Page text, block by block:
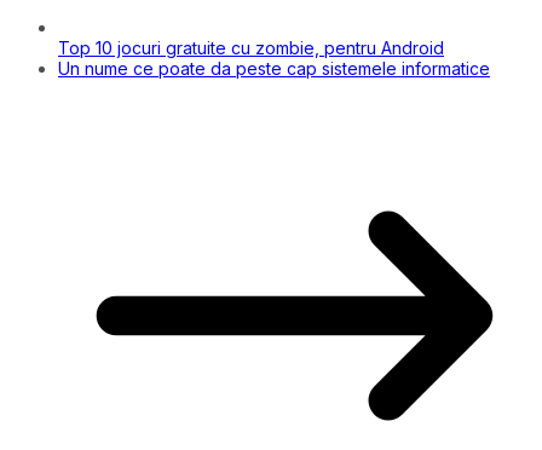
Top 10 jocuri gratuite cu zombie, pentru Android
Un nume ce poate da peste cap sistemele informatice